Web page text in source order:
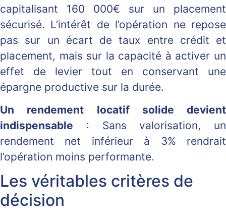
capitalisant 160 000€ sur un placement
sécurisé. L’intérêt de l’opération ne repose
pas sur un écart de taux entre crédit et
placement, mais sur la capacité à activer un
effet de levier tout en conservant une
épargne productive sur la durée.
Un rendement locatif solide devient
indispensable : Sans valorisation, un
rendement net inférieur à 3% rendrait
l’opération moins performante.
Les véritables critères de
décision